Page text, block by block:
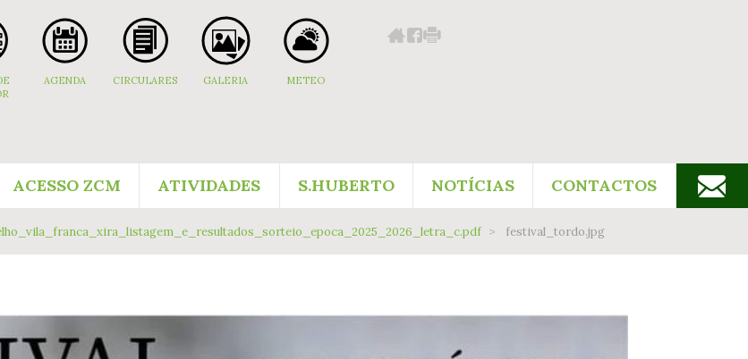
AGENDA CIRCULARES GALERIA METEO
ACESSO ZCM ATIVIDADES S.HUBERTO NOTÍCIAS CONTACTOS
festival_tordo.jpg